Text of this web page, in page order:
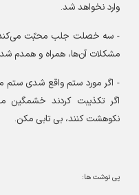
وارد نخواهد شد.
سه خصلت جلب محبّت می‌کند:
مشکلات آن‌ها، همراه و همدم شدن
اگر مورد ستم واقع شدی ستم
اگر تکذیبت کردند خشمگین
نکوهشت کنند، بی تابی مکن.
پی نوشت ها: